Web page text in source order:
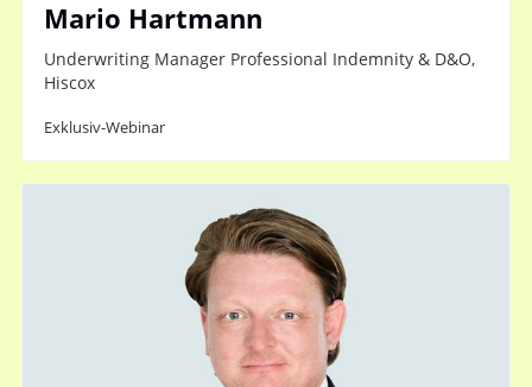
Mario Hartmann
Underwriting Manager Professional Indemnity & D&O,
Hiscox
Exklusiv-Webinar